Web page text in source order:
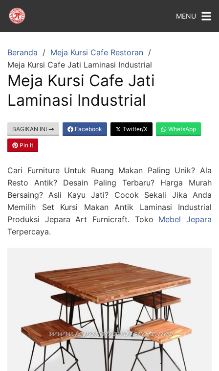
MENU
Beranda
Meja Kursi Cafe Restoran
Meja Kursi Cafe Jati Laminasi Industrial
Meja Kursi Cafe Jati
Laminasi Industrial
BAGIKAN INI Facebook Twitter/X WhatsApp
Pin It
Cari Furniture Untuk Ruang Makan Paling Unik? Ala
Resto Antik? Desain Paling Terbaru? Harga Murah
Bersaing? Asli Kayu Jati? Cocok Sekali Jika Anda
Memilih Set Kursi Makan Antik Laminasi Industrial
Produksi Jepara Art Furnicraft. Toko Mebel Jepara
Terpercaya.